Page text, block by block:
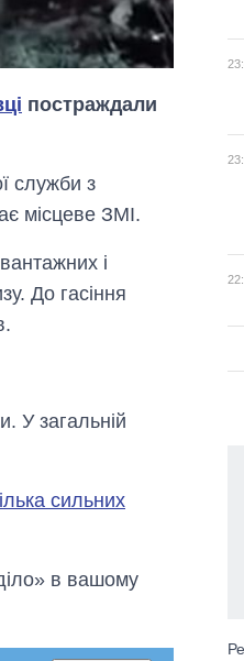
постраждали
служби з
місцеве ЗМІ.
і
До гасіння
У загальній
сильних
в вашому
Вісім масованих
головною ціллю